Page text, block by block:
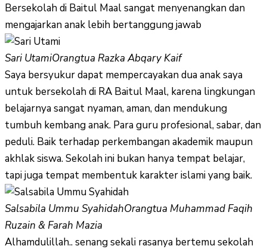
Bersekolah di Baitul Maal sangat menyenangkan dan
mengajarkan anak lebih bertanggung jawab
Sari UtamiOrangtua Razka Abqary Kaif
Saya bersyukur dapat mempercayakan dua anak saya
untuk bersekolah di RA Baitul Maal, karena lingkungan
belajarnya sangat nyaman, aman, dan mendukung
tumbuh kembang anak. Para guru profesional, sabar, dan
peduli. Baik terhadap perkembangan akademik maupun
akhlak siswa. Sekolah ini bukan hanya tempat belajar,
tapi juga tempat membentuk karakter islami yang baik.
Salsabila Ummu SyahidahOrangtua Muhammad Faqih
Ruzain & Farah Mazia
Alhamdulillah.. senang sekali rasanya bertemu sekolah